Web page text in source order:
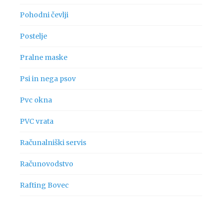
Pohodni čevlji
Postelje
Pralne maske
Psi in nega psov
Pvc okna
PVC vrata
Računalniški servis
Računovodstvo
Rafting Bovec